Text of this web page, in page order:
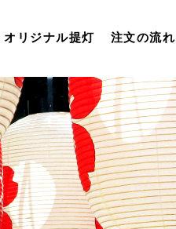
オリジナル提灯 注文の流れ